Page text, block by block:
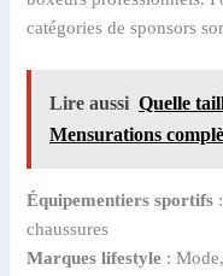
catégories de sponsors
Lire aussi Quelle
Mensurations
Équipementiers sportifs
chaussures
Marques lifestyle :